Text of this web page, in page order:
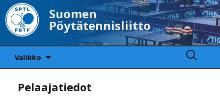
Suomen
Pöytätennisliitto
Valikko
Haku:
Pelaajatiedot